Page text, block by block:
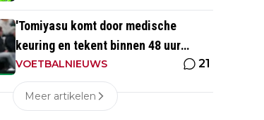
'Tomiyasu komt door medische
keuring en tekent binnen 48 uur
contract bij nieuwe club'
VOETBALNIEUWS 21
Meer artikelen